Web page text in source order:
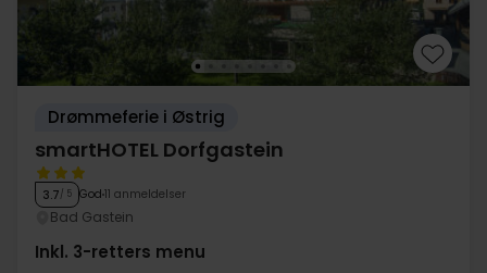
Drømmeferie i Østrig
smartHOTEL Dorfgastein
3.7/ 5 God 11 anmeldelser
Bad Gastein
Inkl. 3-retters menu